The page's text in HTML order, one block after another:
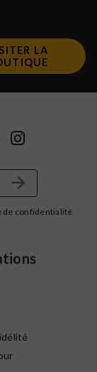
LA
de confidentialité